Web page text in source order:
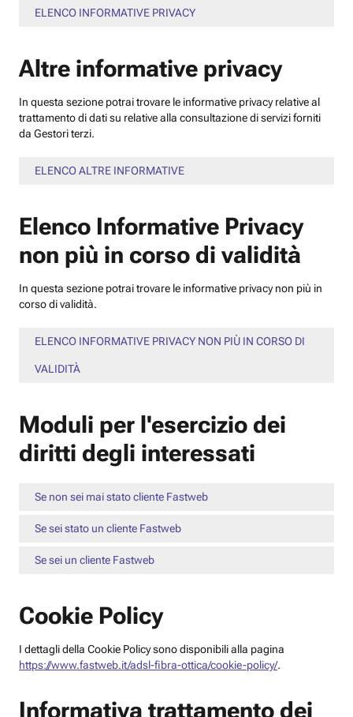
ELENCO INFORMATIVE PRIVACY
Altre informative privacy
In questa sezione potrai trovare le informative privacy relative al
trattamento di dati su relative alla consultazione di servizi forniti
da Gestori terzi.
ELENCO ALTRE INFORMATIVE
Elenco Informative Privacy
non più in corso di validità
In questa sezione potrai trovare le informative privacy non più in
corso di validità.
ELENCO INFORMATIVE PRIVACY NON PIÙ IN CORSO DI
VALIDITÀ
Moduli per l'esercizio dei
diritti degli interessati
Se non sei mai stato cliente Fastweb
Se sei stato un cliente Fastweb
Se sei un cliente Fastweb
Cookie Policy
I dettagli della Cookie Policy sono disponibili alla pagina
https://www.fastweb.it/adsl-fibra-ottica/cookie-policy/.
Informativa trattamento dei